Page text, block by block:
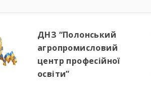
ДНЗ “Полонський
агропромисловий
центр професійної
освіти”